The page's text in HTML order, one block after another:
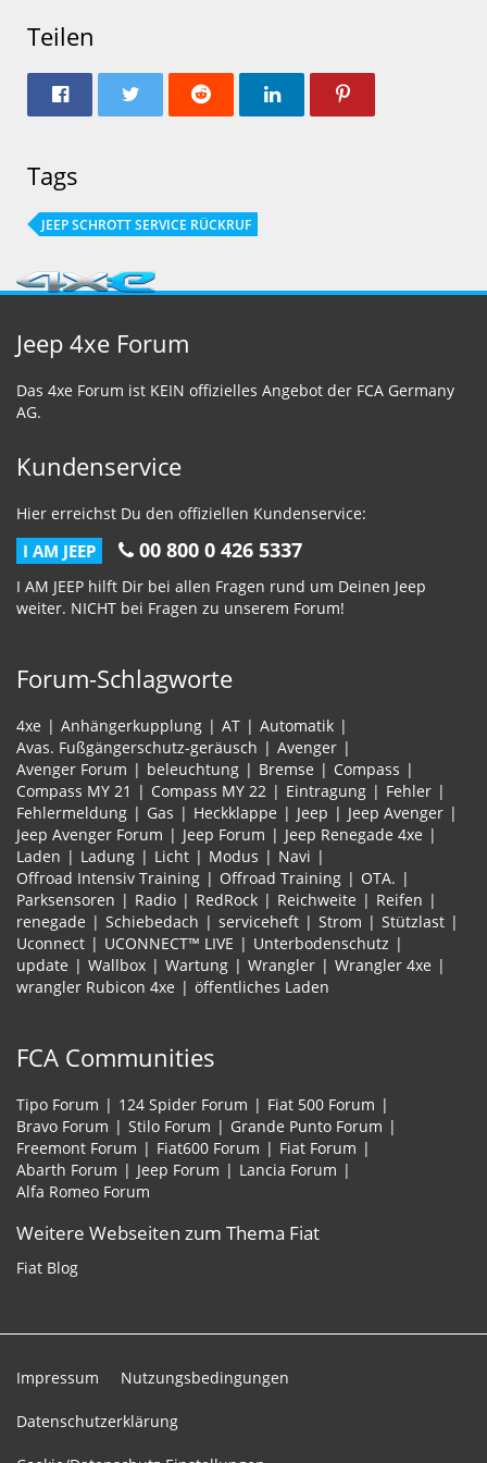
Teilen
Tags
JEEP SCHROTT SERVICE RÜCKRUF
Jeep 4xe Forum
Das 4xe Forum ist KEIN offizielles Angebot der FCA Germany
AG.
Kundenservice
Hier erreichst Du den offiziellen Kundenservice:
I AM JEEP 00 800 0 426 5337
I AM JEEP hilft Dir bei allen Fragen rund um Deinen Jeep
weiter. NICHT bei Fragen zu unserem Forum!
Forum-Schlagworte
4xe Anhängerkupplung AT
Automatik
Avas. Fußgängerschutz-geräusch
Avenger
Avenger Forum
beleuchtung Bremse
Compass
Compass MY 21
Compass MY 22 Eintragung
Fehler
Fehlermeldung
Gas Heckklappe Jeep
Jeep Avenger
Jeep Avenger Forum
Jeep Forum
Jeep Renegade 4xe
Laden
Ladung Licht Modus
Navi
Offroad Intensiv Training
Offroad Training
OTA.
Parksensoren
Radio RedRock Reichweite
Reifen
renegade
Schiebedach serviceheft Strom
Stützlast
Uconnect
UCONNECT™ LIVE
Unterbodenschutz
update
Wallbox Wartung Wrangler
Wrangler 4xe
wrangler Rubicon 4xe
öffentliches Laden
FCA Communities
Tipo Forum 124 Spider Forum
Fiat 500 Forum
Bravo Forum
Stilo Forum
Grande Punto Forum
Freemont Forum
Fiat600 Forum
Fiat Forum
Abarth Forum
Jeep Forum
Lancia Forum
Alfa Romeo Forum
Weitere Webseiten zum Thema Fiat
Fiat Blog
Impressum Nutzungsbedingungen
Datenschutzerklärung